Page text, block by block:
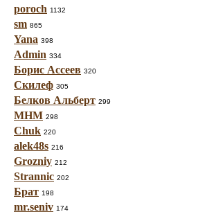
poroch 1132
sm 865
Yana 398
Admin 334
Борис Ассеев 320
Скилеф 305
Белков Альберт 299
МНМ 298
Chuk 220
alek48s 216
Grozniy 212
Strannic 202
Брат 198
mr.seniv 174